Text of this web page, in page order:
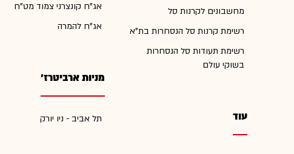
מחשבונים לקרנות סל
רשימת קרנות סל הנסחרות בת"א
רשימת תעודות סל הנסחרות
בשוקי עולם
עוד
אג"ח קונצרני צמוד מט"ח
אג"ח להמרה
מניות ארביטרז'
תל אביב - ניו יורק